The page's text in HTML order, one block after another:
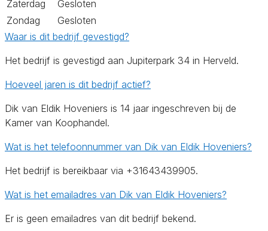
Zaterdag
Gesloten
Zondag
Gesloten
Waar is dit bedrijf gevestigd?
Het bedrijf is gevestigd aan Jupiterpark 34 in Herveld.
Hoeveel jaren is dit bedrijf actief?
Dik van Eldik Hoveniers is 14 jaar ingeschreven bij de
Kamer van Koophandel.
Wat is het telefoonnummer van Dik van Eldik Hoveniers?
Het bedrijf is bereikbaar via +31643439905.
Wat is het emailadres van Dik van Eldik Hoveniers?
Er is geen emailadres van dit bedrijf bekend.